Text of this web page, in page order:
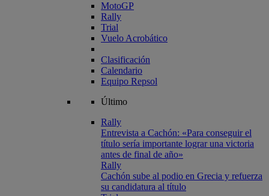
MotoGP
Rally
Trial
Vuelo Acrobático
Clasificación
Calendario
Equipo Repsol
Último
Rally
Entrevista a Cachón: «Para conseguir el
título sería importante lograr una victoria
antes de final de año»
Rally
Cachón sube al podio en Grecia y refuerza
su candidatura al título